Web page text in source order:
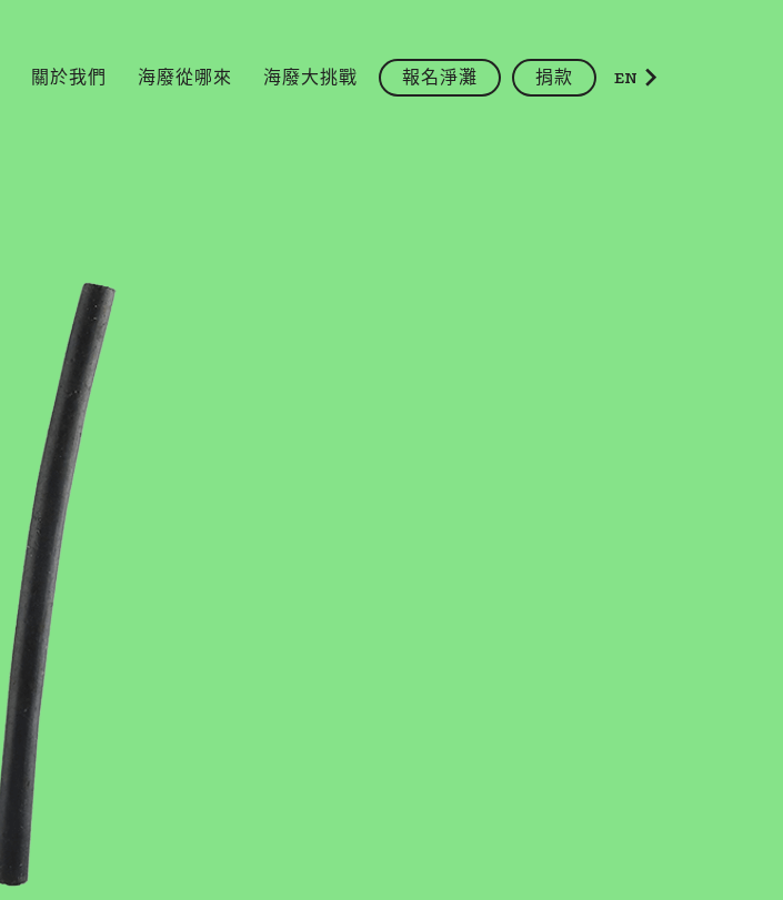
關於我們 海廢從哪來 海廢大挑戰 報名淨灘 捐款 EN